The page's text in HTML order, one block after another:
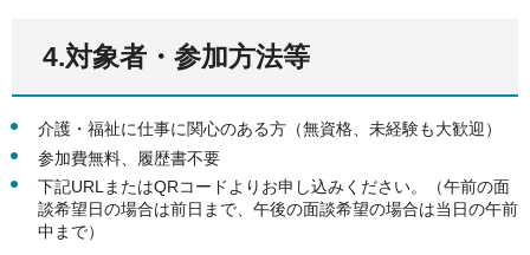
4.対象者・参加方法等
介護・福祉に仕事に関心のある方（無資格、未経験も大歓迎）
参加費無料、履歴書不要
下記URLまたはQRコードよりお申し込みください。（午前の面
談希望日の場合は前日まで、午後の面談希望の場合は当日の午前
中まで）